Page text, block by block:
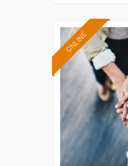
ONLINE
Para
autónomos
Para todos los